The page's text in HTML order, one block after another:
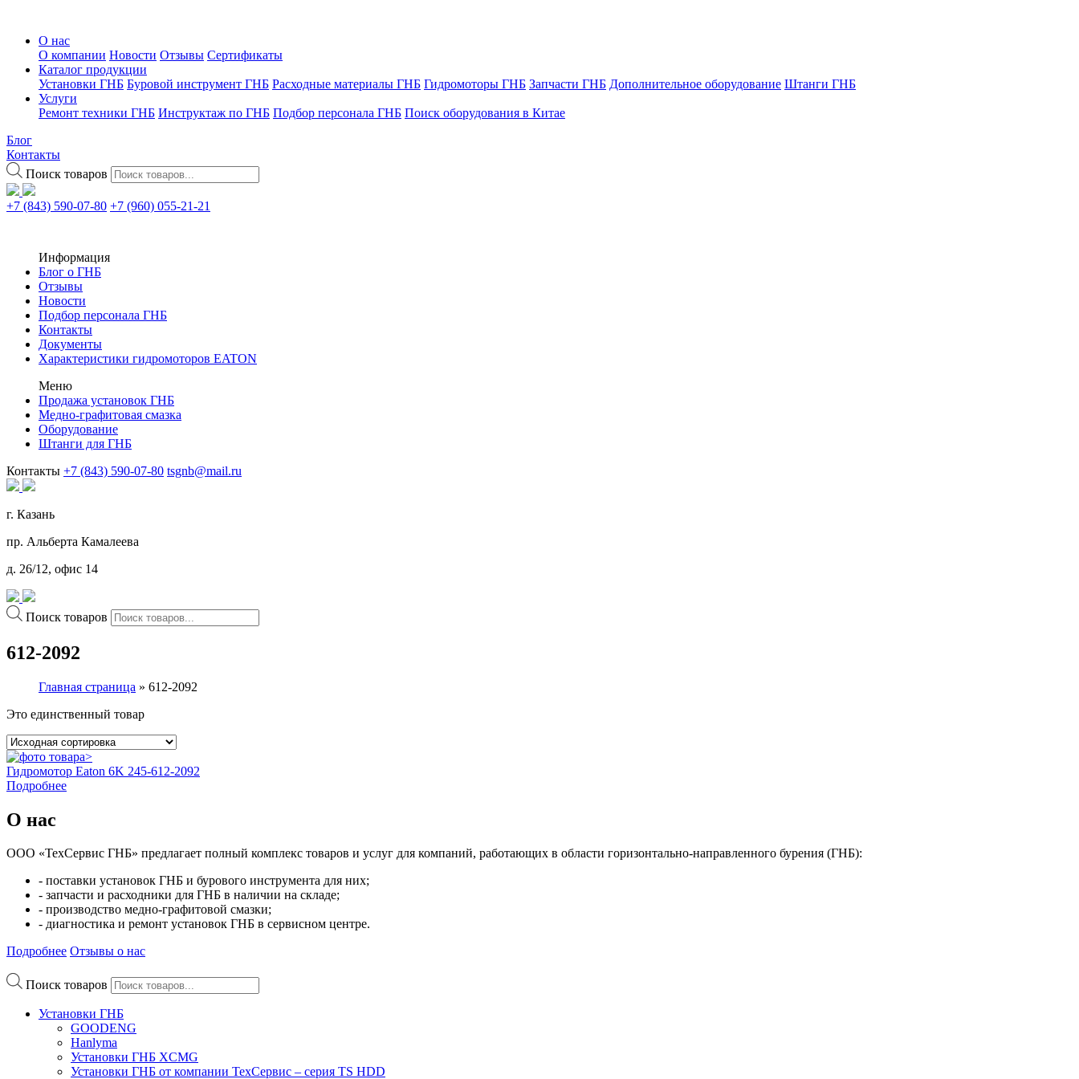
О нас
О компании Новости Отзывы Сертификаты
Каталог продукции
Установки ГНБ Буровой инструмент ГНБ Расходные материалы ГНБ Гидромоторы ГНБ Запчасти ГНБ Дополнительное оборудование Штанги ГНБ
Услуги
Ремонт техники ГНБ Инструктаж по ГНБ Подбор персонала ГНБ Поиск оборудования в Китае
Блог
Контакты
Поиск товаров
+7 (843) 590-07-80 +7 (960) 055-21-21
Информация
Блог о ГНБ
Отзывы
Новости
Подбор персонала ГНБ
Контакты
Документы
Характеристики гидромоторов EATON
Меню
Продажа установок ГНБ
Медно-графитовая смазка
Оборудование
Штанги для ГНБ
Контакты +7 (843) 590-07-80 tsgnb@mail.ru
г. Казань
пр. Альберта Камалеева
д. 26/12, офис 14
Поиск товаров
612-2092
Главная страница » 612-2092
Это единственный товар
Гидромотор Eaton 6K 245-612-2092
Подробнее
О нас
ООО «ТехСервис ГНБ» предлагает полный комплекс товаров и услуг для компаний, работающих в области горизонтально-направленного бурения (ГНБ):
- поставки установок ГНБ и бурового инструмента для них;
- запчасти и расходники для ГНБ в наличии на складе;
- производство медно-графитовой смазки;
- диагностика и ремонт установок ГНБ в сервисном центре.
Подробнее Отзывы о нас
Поиск товаров
Установки ГНБ
GOODENG
Hanlyma
Установки ГНБ XCMG
Установки ГНБ от компании ТехСервис – серия TS HDD